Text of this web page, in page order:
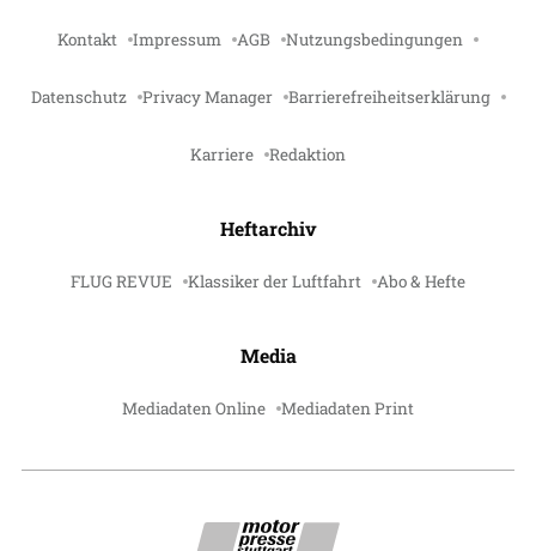
Kontakt Impressum AGB Nutzungsbedingungen
Datenschutz Privacy Manager Barrierefreiheitserklärung
Karriere Redaktion
Heftarchiv
FLUG REVUE Klassiker der Luftfahrt Abo & Hefte
Media
Mediadaten Online Mediadaten Print